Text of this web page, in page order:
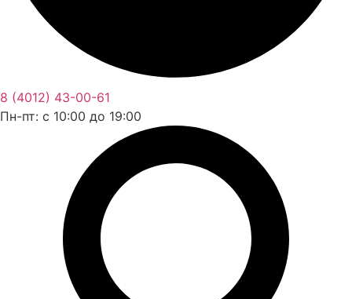
8 (4012) 43-00-61
Пн-пт: c 10:00 до 19:00